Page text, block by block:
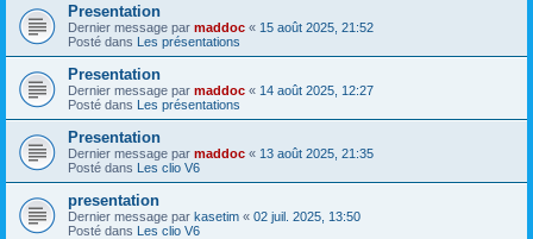
Presentation
Dernier message par maddoc « 15 août 2025, 21:52
Posté dans Les présentations
Presentation
Dernier message par maddoc « 14 août 2025, 12:27
Posté dans Les présentations
Presentation
Dernier message par maddoc « 13 août 2025, 21:35
Posté dans Les clio V6
presentation
Dernier message par kasetim « 02 juil. 2025, 13:50
Posté dans Les clio V6